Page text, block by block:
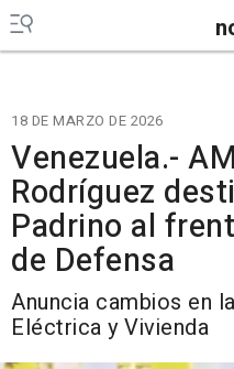
18 DE MARZO DE 2026
Venezuela.-
Rodríguez
Padrino al
de Defensa
Anuncia cambios en
Eléctrica y Vivienda